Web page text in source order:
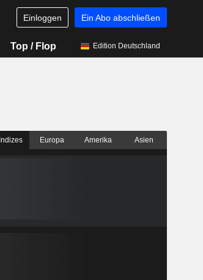
Einloggen Ein Abo abschließen
Top / Flop Edition Deutschland
Indizes Europa Amerika Asien